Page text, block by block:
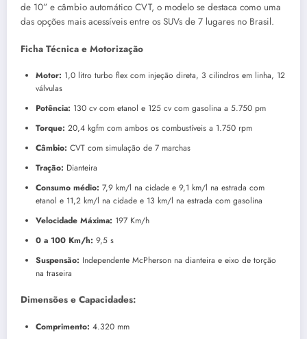
de 10” e câmbio automático CVT, o modelo se destaca como uma
das opções mais acessíveis entre os SUVs de 7 lugares no Brasil.
Ficha Técnica e Motorização
Motor: 1,0 litro turbo flex com injeção direta, 3 cilindros em linha, 12
válvulas
Potência: 130 cv com etanol e 125 cv com gasolina a 5.750 pm
Torque: 20,4 kgfm com ambos os combustíveis a 1.750 rpm
Câmbio: CVT com simulação de 7 marchas
Tração: Dianteira
Consumo médio: 7,9 km/l na cidade e 9,1 km/l na estrada com
etanol e 11,2 km/l na cidade e 13 km/l na estrada com gasolina
Velocidade Máxima: 197 Km/h
0 a 100 Km/h: 9,5 s
Suspensão: Independente McPherson na dianteira e eixo de torção
na traseira
Dimensões e Capacidades:
Comprimento: 4.320 mm